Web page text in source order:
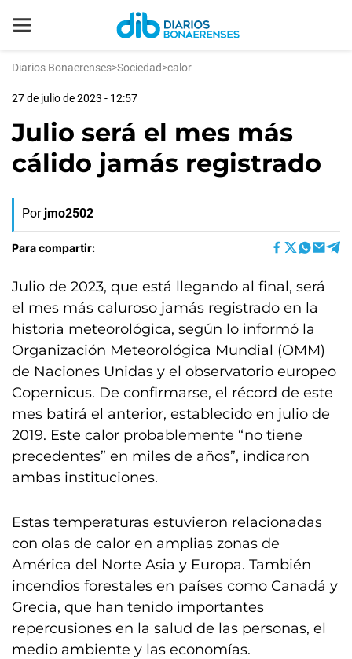
Diarios Bonaerenses>Sociedad>calor
27 de julio de 2023 - 12:57
Julio será el mes más
cálido jamás registrado
Por jmo2502
Para compartir:
Julio de 2023, que está llegando al final, será
el mes más caluroso jamás registrado en la
historia meteorológica, según lo informó la
Organización Meteorológica Mundial (OMM)
de Naciones Unidas y el observatorio europeo
Copernicus. De confirmarse, el récord de este
mes batirá el anterior, establecido en julio de
2019. Este calor probablemente “no tiene
precedentes” en miles de años”, indicaron
ambas instituciones.
Estas temperaturas estuvieron relacionadas
con olas de calor en amplias zonas de
América del Norte Asia y Europa. También
incendios forestales en países como Canadá y
Grecia, que han tenido importantes
repercusiones en la salud de las personas, el
medio ambiente y las economías.